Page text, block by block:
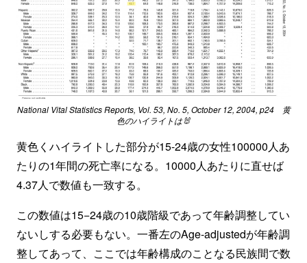
National Vital Statistics Reports, Vol. 53, No. 5, October 12, 2004, p24 黄
色のハイライトは🐰
黄色くハイライトした部分が15-24歳の女性100000人あ
たりの1年間の死亡率になる。10000人あたりに直せば
4.37人で数値も一致する。
この数値は15−24歳の10歳階級であって年齢調整してい
ないしする必要もない。一番左のAge-adjustedが年齢調
整してあって、ここでは年齢構成のことなる民族間で数